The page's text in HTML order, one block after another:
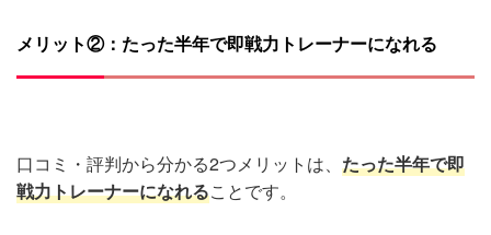
メリット②：たった半年で即戦力トレーナーになれる
口コミ・評判から分かる2つメリットは、 たった半年で即
戦力トレーナーになれることです。